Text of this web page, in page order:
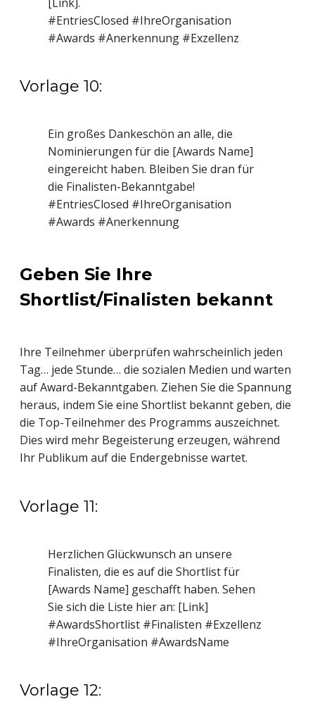
#EntriesClosed #IhreOrganisation
#Awards #Anerkennung #Exzellenz
Vorlage 10:
Ein großes Dankeschön an alle, die
Nominierungen für die [Awards Name]
eingereicht haben. Bleiben Sie dran für
die Finalisten-Bekanntgabe!
#EntriesClosed #IhreOrganisation
#Awards #Anerkennung
Geben Sie Ihre
Shortlist/Finalisten bekannt
Ihre Teilnehmer überprüfen wahrscheinlich jeden
Tag… jede Stunde… die sozialen Medien und warten
auf Award-Bekanntgaben. Ziehen Sie die Spannung
heraus, indem Sie eine Shortlist bekannt geben, die
die Top-Teilnehmer des Programms auszeichnet.
Dies wird mehr Begeisterung erzeugen, während
Ihr Publikum auf die Endergebnisse wartet.
Vorlage 11:
Herzlichen Glückwunsch an unsere
Finalisten, die es auf die Shortlist für
[Awards Name] geschafft haben. Sehen
Sie sich die Liste hier an: [Link]
#AwardsShortlist #Finalisten #Exzellenz
#IhreOrganisation #AwardsName
Vorlage 12: